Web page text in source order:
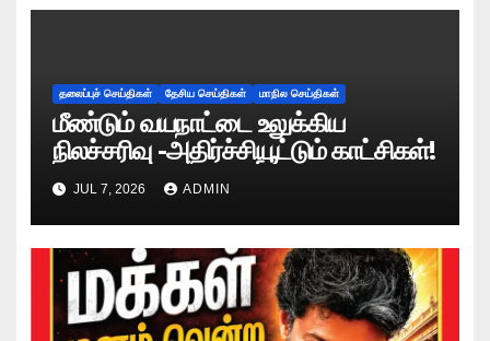
தலைப்புச் செய்திகள் தேசிய செய்திகள் மாநில செய்திகள்
மீண்டும் வயநாட்டை உலுக்கிய
நிலச்சரிவு -அதிர்ச்சியூட்டும் காட்சிகள்!
JUL 7, 2026 ADMIN